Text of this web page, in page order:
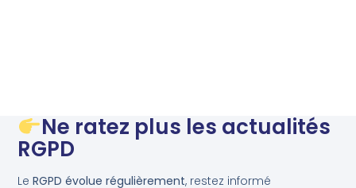
Ne ratez plus les actualités
RGPD
Le RGPD évolue régulièrement, restez informé